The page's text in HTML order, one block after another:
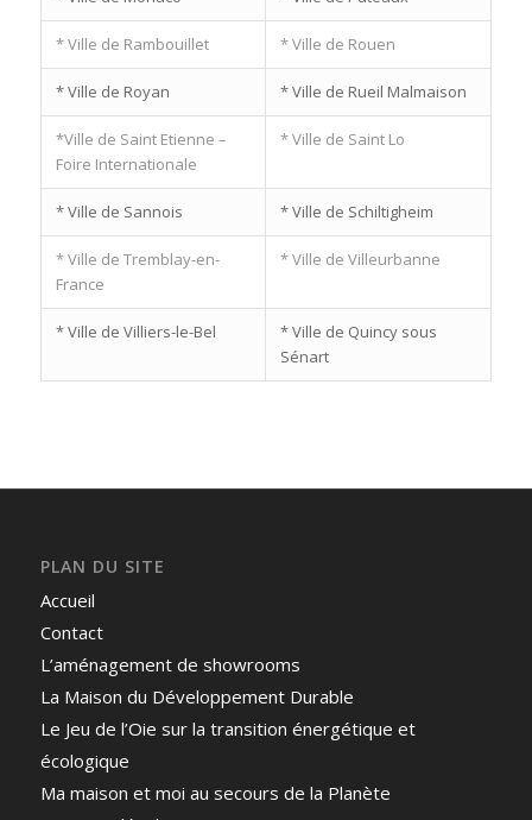
* Ville de Rambouillet * Ville de Rouen
* Ville de Royan * Ville de Rueil Malmaison
*Ville de Saint Etienne –
Foire Internationale
* Ville de Saint Lo
* Ville de Sannois * Ville de Schiltigheim
* Ville de Tremblay-en-
France
* Ville de Villeurbanne
* Ville de Villiers-le-Bel
* Ville de Quincy sous
Sénart
PLAN DU SITE
Accueil
Contact
L’aménagement de showrooms
La Maison du Développement Durable
Le Jeu de l’Oie sur la transition énergétique et
écologique
Ma maison et moi au secours de la Planète